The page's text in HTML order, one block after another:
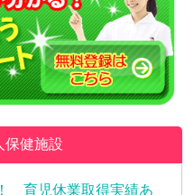
保健施設
育児休業取得実績あ